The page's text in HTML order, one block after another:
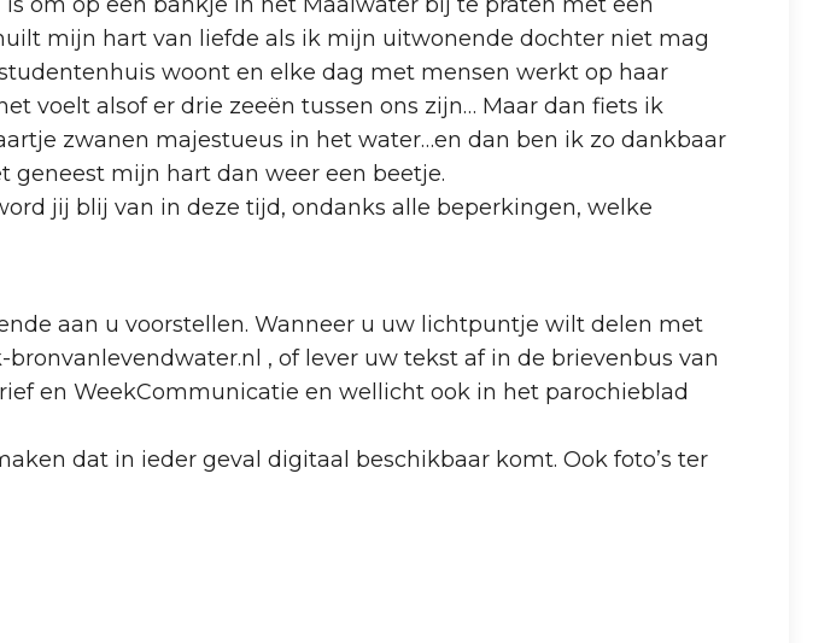
mijn hart van liefde als ik mijn uitwonende dochter niet mag
woont en elke dag met mensen werkt op haar
voelt alsof er drie zeeën tussen ons zijn… Maar dan fiets ik
zwanen majestueus in het water…en dan ben ik zo dankbaar
geneest mijn hart dan weer een beetje.
jij blij van in deze tijd, ondanks alle beperkingen, welke
aan u voorstellen. Wanneer u uw lichtpuntje wilt delen met
, of lever uw tekst af in de brievenbus van
en WeekCommunicatie en wellicht ook in het parochieblad
dat in ieder geval digitaal beschikbaar komt. Ook foto’s ter